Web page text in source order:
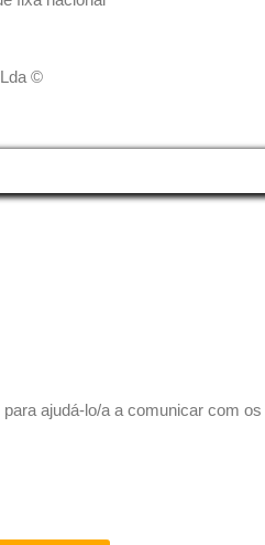
©
ajudá-lo/a a comunicar com